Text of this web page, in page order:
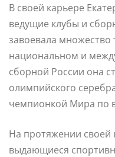
В своей карьере
ведущие клубы и
завоевала множество
национальном и
сборной России она
олимпийского
чемпионкой Мира по
На протяжении своей
выдающиеся